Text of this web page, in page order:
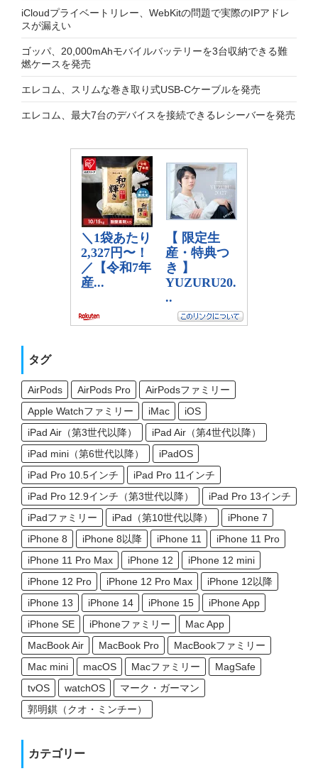
iCloudプライベートリレー、WebKitの問題で実際のIPアドレ
スが漏えい
ゴッパ、20,000mAhモバイルバッテリーを3台収納できる難
燃ケースを発売
エレコム、スリムな巻き取り式USB-Cケーブルを発売
エレコム、最大7台のデバイスを接続できるレシーバーを発売
タグ
AirPods AirPods Pro
AirPodsファミリー
Apple Watchファミリー
iMac
iOS
iPad Air（第3世代以降）
iPad Air（第4世代以降）
iPad mini（第6世代以降）
iPadOS
iPad Pro 10.5インチ
iPad Pro 11インチ
iPad Pro 12.9インチ（第3世代以降）
iPad Pro 13インチ
iPadファミリー
iPad（第10世代以降）
iPhone 7
iPhone 8
iPhone 8以降 iPhone 11
iPhone 11 Pro
iPhone 11 Pro Max
iPhone 12
iPhone 12 mini
iPhone 12 Pro
iPhone 12 Pro Max
iPhone 12以降
iPhone 13
iPhone 14 iPhone 15
iPhone App
iPhone SE
iPhoneファミリー
Mac App
MacBook Air
MacBook Pro
MacBookファミリー
Mac mini
macOS Macファミリー
MagSafe
tvOS
watchOS
マーク・ガーマン
郭明錤（クオ・ミンチー）
カテゴリー